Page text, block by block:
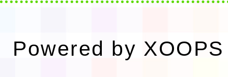
Powered by XOOPS